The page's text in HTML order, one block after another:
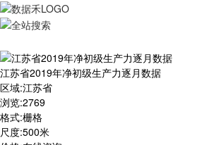
江苏省2019年净初级生产力逐月数据
区域:江苏省
浏览:2769
格式:栅格
尺度:500米